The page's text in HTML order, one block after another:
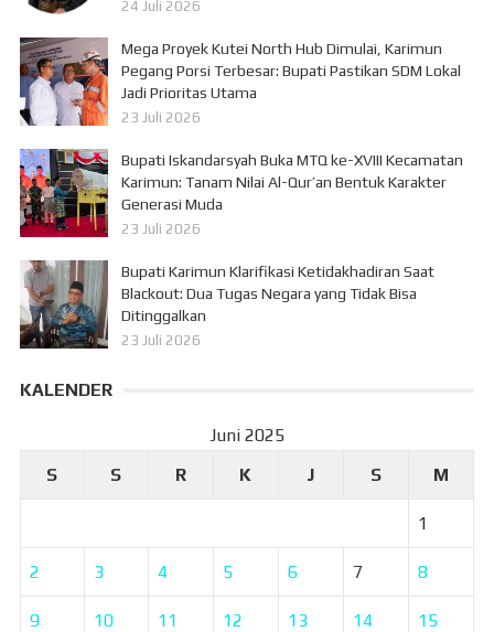
24 Juli 2026
Mega Proyek Kutei North Hub Dimulai, Karimun
Pegang Porsi Terbesar: Bupati Pastikan SDM Lokal
Jadi Prioritas Utama
23 Juli 2026
Bupati Iskandarsyah Buka MTQ ke-XVIII Kecamatan
Karimun: Tanam Nilai Al-Qur’an Bentuk Karakter
Generasi Muda
23 Juli 2026
Bupati Karimun Klarifikasi Ketidakhadiran Saat
Blackout: Dua Tugas Negara yang Tidak Bisa
Ditinggalkan
23 Juli 2026
KALENDER
Juni 2025
S
S R K J S M
1
2 3 4 5 6 7 8
9 10 11 12 13 14 15